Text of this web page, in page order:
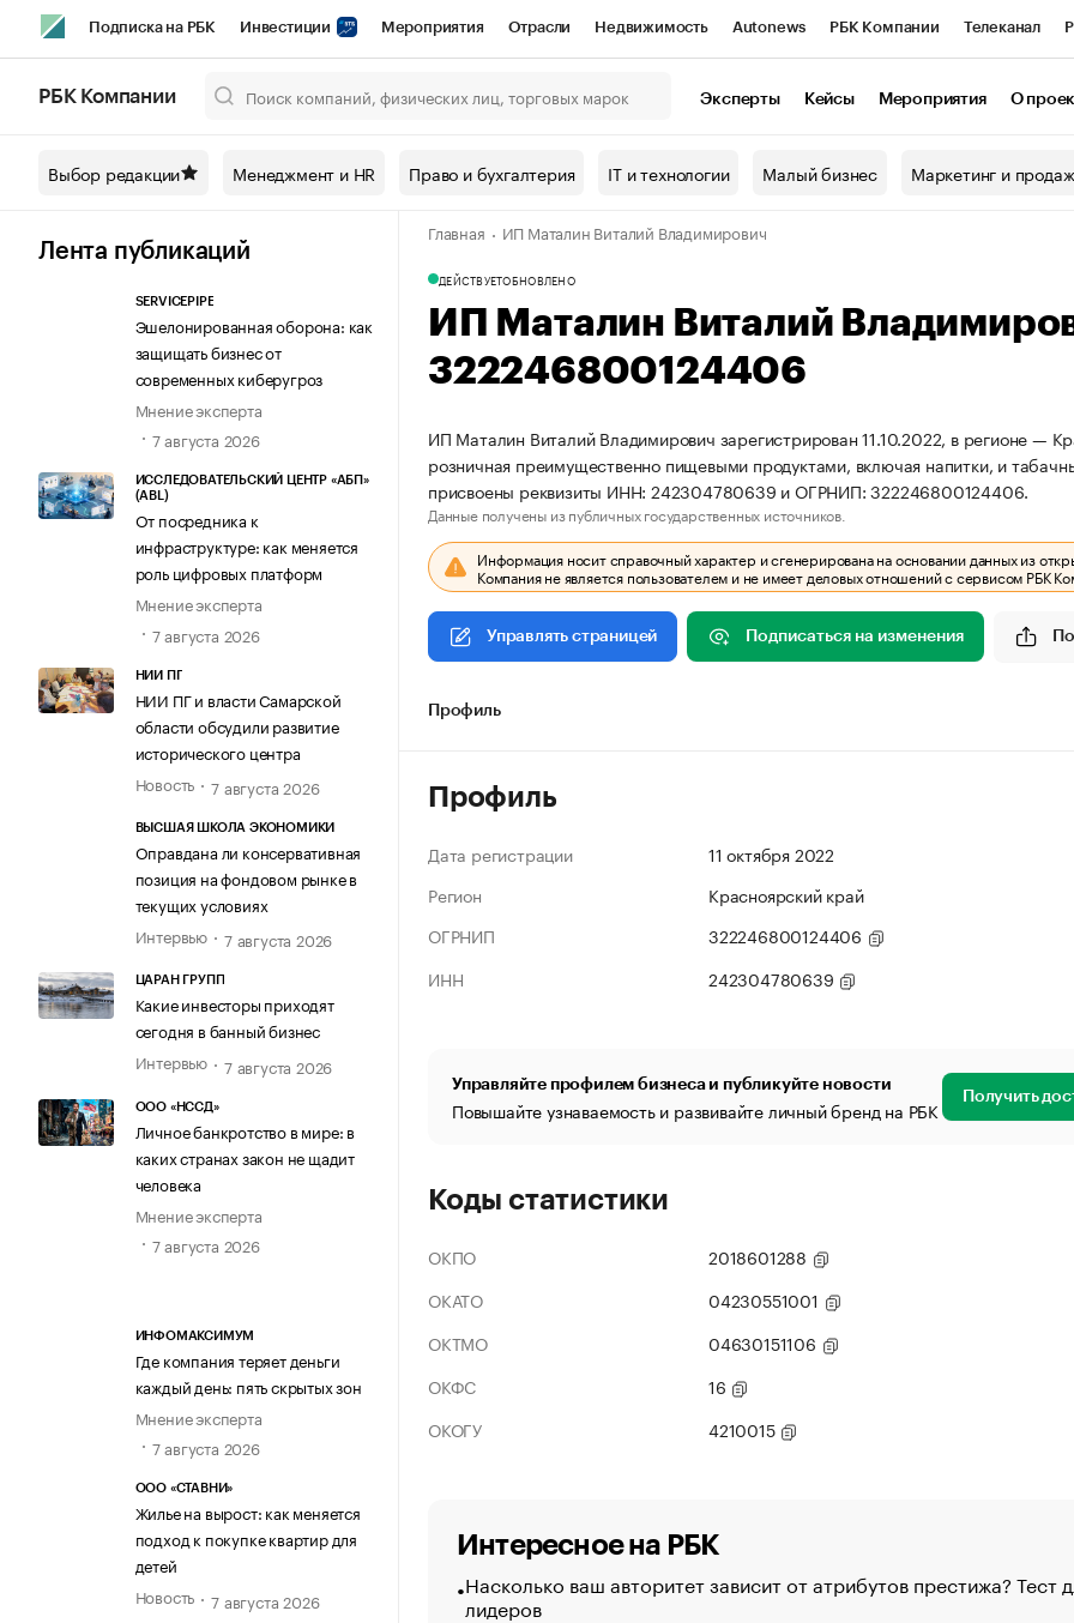
Подписка на РБК Инвестиции Мероприятия Отрасли Недвижимость Autonews РБК Компании Телеканал
Спецпроекты СПб Конференции СПб Спецпроекты Проверка контрагентов
Технологии и медиа Рынок наличной валюты
РБК Компании Эксперты Кейсы Мероприятия О
Выбор редакции Менеджмент и HR Право и бухгалтерия IT и технологии Малый бизнес Маркетинг и
Лента публикаций
SERVICEPIPE
Эшелонированная оборона: как
защищать бизнес от
современных киберугроз
Мнение эксперта
7 августа 2026
ИССЛЕДОВАТЕЛЬСКИЙ ЦЕНТР «АБП»
(ABL)
От посредника к
инфраструктуре: как меняется
роль цифровых платформ
Мнение эксперта
7 августа 2026
НИИ ПГ
НИИ ПГ и власти Самарской
области обсудили развитие
исторического центра
Новость
7 августа 2026
ВЫСШАЯ ШКОЛА ЭКОНОМИКИ
Оправдана ли консервативная
позиция на фондовом рынке в
текущих условиях
Интервью
7 августа 2026
ЦАРАН ГРУПП
Какие инвесторы приходят
сегодня в банный бизнес
Интервью
7 августа 2026
ООО «НССД»
Личное банкротство в мире: в
каких странах закон не щадит
человека
Мнение эксперта
7 августа 2026
ИНФОМАКСИМУМ
Где компания теряет деньги
каждый день: пять скрытых зон
Мнение эксперта
7 августа 2026
ООО «СТАВНИ»
Жилье на вырост: как меняется
подход к покупке квартир для
детей
Новость
7 августа 2026
Главная ИП Маталин Виталий Владимирович
ДЕЙСТВУЕТОБНОВЛЕНО
ИП Маталин Виталий
322246800124406
ИП Маталин Виталий Владимирович зарегистрирован 11.10.2022, в регионе —
розничная преимущественно пищевыми продуктами, включая напитки, и
присвоены реквизиты ИНН: 242304780639 и ОГРНИП: 322246800124406.
Данные получены из публичных государственных источников.
Информация носит справочный характер и сгенерирована на основании данных из
Компания не является пользователем и не имеет деловых отношений с сервисом РБК
Управлять страницей Подписаться на изменения
Профиль
Профиль
Дата регистрации
11 октября 2022
Регион
Красноярский край
ОГРНИП
322246800124406
ИНН
242304780639
Управляйте профилем бизнеса и публикуйте новости
Повышайте узнаваемость и развивайте личный бренд на РБК Получить
Коды статистики
ОКПО
2018601288
ОКАТО
04230551001
ОКТМО
04630151106
ОКФС
16
ОКОГУ
4210015
Интересное на РБК
Насколько ваш авторитет зависит от атрибутов престижа? Тест
лидеров